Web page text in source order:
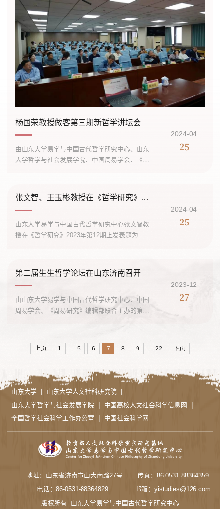
杨国荣教授做客第三期新哲学讲坛会
由山东大学易学与中国古代哲学研究中心、山东
大学哲学与社会发展学院、中国周易学会、《周
文社会科学学院院长、教育部人文...
2024-04
25
张文智、王玉彬教授在《哲学研究》上发表高质量学术论文
山东大学易学与中国古代哲学研究中心张文智教
授在《哲学研究》2023年第12期上发表题为
文。文章认为，《易》教的目的是让人们“...
2024-04
25
第二届生生哲学论坛在山东济南召开
由山东大学易学与中国古代哲学研究中心、中国
周易学会、《周易研究》编辑部联合主办的第二
学、山东财经大学、尼山世界儒学中心...
2023-12
27
上页 1 ... 5 6 7 8 9 ... 22 下页
山东大学 | 山东大学人文社科研究院 |
山东大学哲学与社会发展学院 | 中国高校人文社会科学信息网 |
全国哲学社会科学工作办公室 | 中国社会科学网
地址：山东省济南市山大南路27号
传真：86-0531-88364359
电话：86-0531-88364829
邮箱：yistudies@126.com
版权所有 山东大学易学与中国古代哲学研究中心